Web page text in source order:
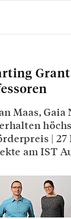
Maas, Gaia
| 27
am IST